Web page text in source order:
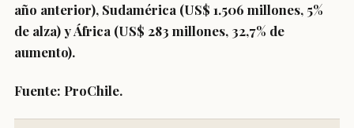
año anterior), Sudamérica (US$ 1.506 millones, 5%
de alza) y África (US$ 283 millones, 32,7% de
aumento).
Fuente: ProChile.